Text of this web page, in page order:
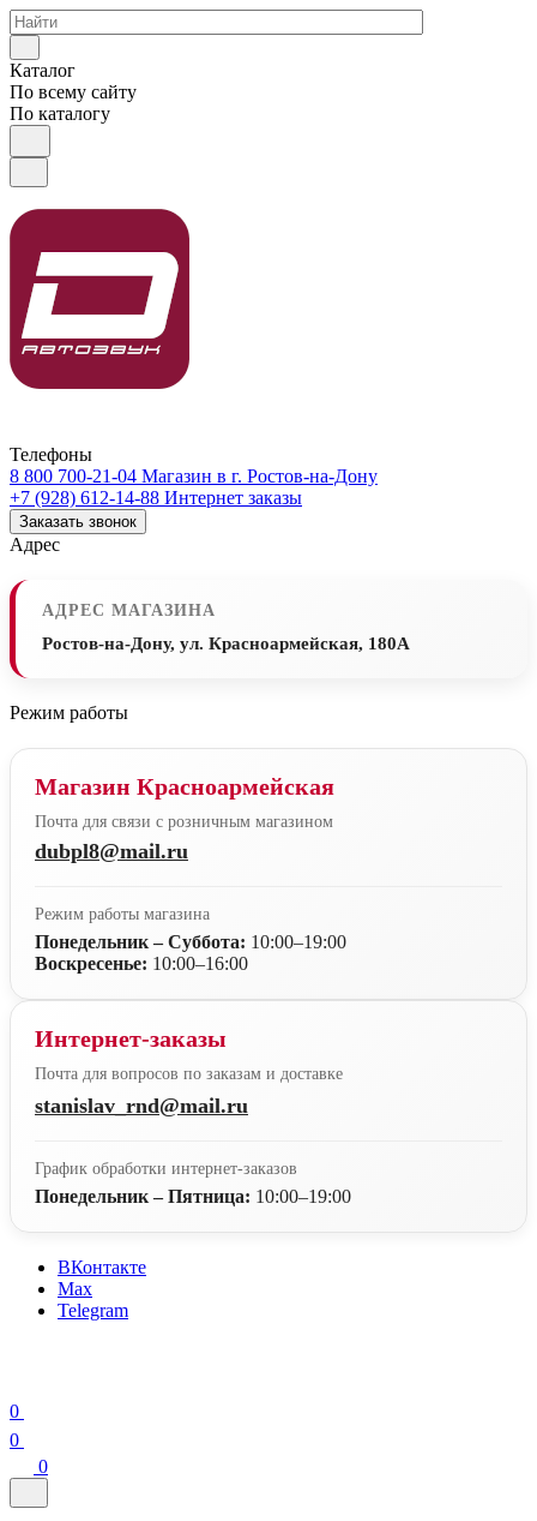
Каталог
По всему сайту
По каталогу
Телефоны
8 800 700-21-04 Магазин в г. Ростов-на-Дону
+7 (928) 612-14-88 Интернет заказы
Заказать звонок
Адрес
АДРЕС МАГАЗИНА
Ростов-на-Дону, ул. Красноармейская, 180А
Режим работы
Магазин Красноармейская
Почта для связи с розничным магазином
dubpl8@mail.ru
Режим работы магазина
Понедельник – Суббота: 10:00–19:00
Воскресенье: 10:00–16:00
Интернет-заказы
Почта для вопросов по заказам и доставке
stanislav_rnd@mail.ru
График обработки интернет-заказов
Понедельник – Пятница: 10:00–19:00
ВКонтакте
Max
Telegram
0
0
0